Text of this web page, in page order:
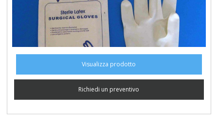
Visualizza prodotto
Richiedi un preventivo